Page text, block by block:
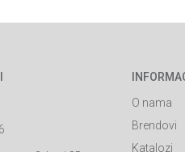
O nama
Brendovi
Katalozi